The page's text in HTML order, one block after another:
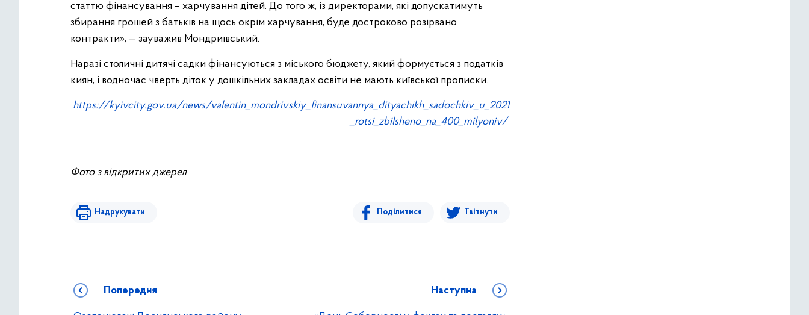
статтю фінансування – харчування дітей. До того ж, із директорами, які допускатимуть
збирання грошей з батьків на щось окрім харчування, буде достроково розірвано
контракти», — зауважив Мондриївський.
Наразі столичні дитячі садки фінансуються з міського бюджету, який формується з податків
киян, і водночас чверть діток у дошкільних закладах освіти не мають київської прописки.
https://kyivcity.gov.ua/news/valentin_mondrivskiy_finansuvannya_dityachikh_sadochkiv_u_2021
_rotsi_zbilsheno_na_400_milyoniv/
Фото з відкритих джерел
Надрукувати Поділитися Твітнути
Попередня Наступна